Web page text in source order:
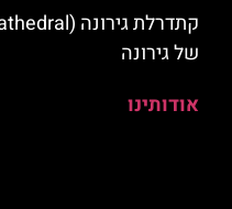
של גירונה
אודותינו